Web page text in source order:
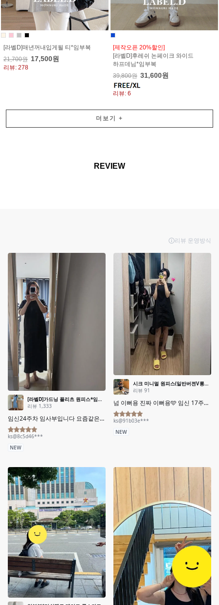
[라벨D]매년꺼내입게될 티*임부복
21,700원 17,500원
리뷰: 278
[제작오픈 20%할인]
[라벨D]후레쉬 논페이크 와이드
하프데님*임부복
39,800원 31,600원
리뷰: 6
더보기 +
REVIEW